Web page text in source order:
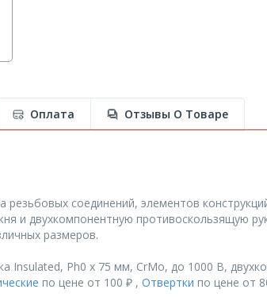
соединений, элементов
и двухкомпонентную противоскользящую
размеров.
Ph0 x 75 мм, CrMo, до 1000 В,
по цене от 100 ₽ ,Отвертки по цене от
Оплата Отзывы О Товаре